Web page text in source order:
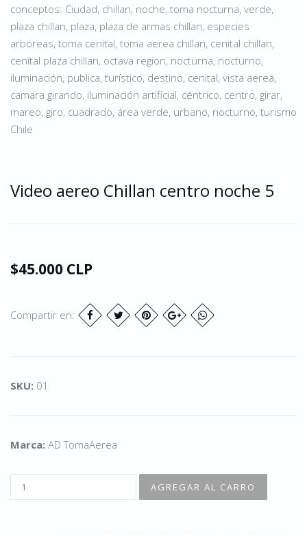
conceptos: Ciudad, chillan, noche, toma nocturna, verde,
plaza chillan, plaza, plaza de armas chillan, especies
arbóreas, toma cenital, toma aerea chillan, cenital chillan,
cenital plaza chillan, octava region, nocturna, nocturno,
iluminación, publica, turístico, destino, cenital, vista aerea,
camara girando, iluminación artificial, céntrico, centro, girar,
mareo, giro, cuadrado, área verde, urbano, nocturno, turismo
Chile
Video aereo Chillan centro noche 5
$45.000 CLP
Compartir en:
SKU: 01
Marca: AD TomaAerea